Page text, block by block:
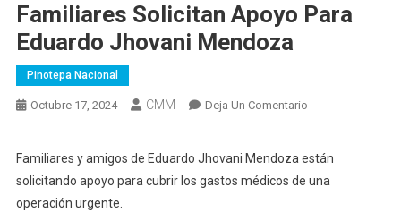
Familiares Solicitan Apoyo Para
Eduardo Jhovani Mendoza
Pinotepa Nacional
Octubre 17, 2024 CMM Deja Un ComentarioEn
Apoyo
Para
Familiares y amigos de Eduardo Jhovani Mendoza están
solicitando apoyo para cubrir los gastos médicos de una
operación urgente.